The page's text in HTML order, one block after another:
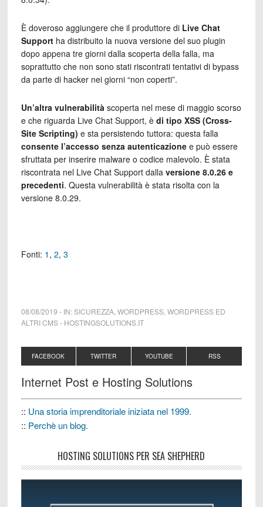
È doveroso aggiungere che il produttore di Live Chat
Supportha distribuito la nuova versione del suo plugin
dopo appena tre giorni dalla scoperta della falla, ma
soprattutto che non sono stati riscontrati tentativi di bypass
da parte di hacker nei giorni “non coperti”.
Un’altra vulnerabilitàscoperta nel mese di maggio scorso
e che riguarda Live Chat Support, è di tipo XSS (Cross-
Site Scripting) e sta persistendo tuttora: questa falla
consente l’accesso senza autenticazionee può essere
sfruttata per inserire malware o codice malevolo. È stata
riscontrata nel Live Chat Support dalla versione 8.0.26 e
precedenti. Questa vulnerabilità è stata risolta con la
versione 8.0.29.
Fonti: 1 , 2, 3
08/08/2019 - IN:SICUREZZA, WORDPRESS, WORDPRESS ED
ALTRI CMS- HOSTINGSOLUTIONS.IT
FACEBOOK TWITTER YOUTUBE RSS
Internet Post e Hosting Solutions
:: Una storia imprenditoriale iniziata nel 1999.
:: Perchè un blog.
HOSTING SOLUTIONS PER SEA SHEPHERD